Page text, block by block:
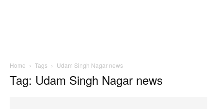
Home Tags Udam Singh Nagar news
Tag: Udam Singh Nagar news